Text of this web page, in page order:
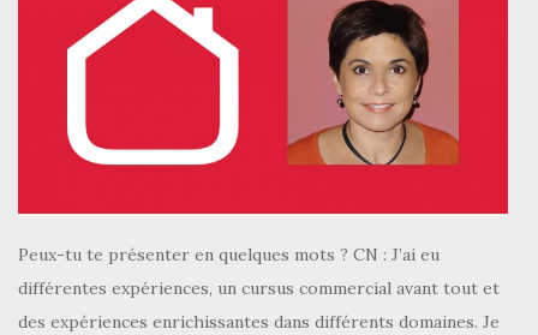
Peux-tu te présenter en quelques mots ? CN : J’ai eu
différentes expériences, un cursus commercial avant tout et
des expériences enrichissantes dans différents domaines. Je